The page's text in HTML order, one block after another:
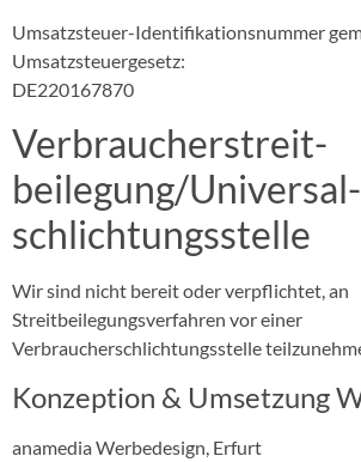
Umsatzsteuer-Identifikationsnummer
Umsatzsteuergesetz:
DE220167870
Verbraucher­streit­
beilegung/Universal­
schlichtungs­stelle
Wir sind nicht bereit oder verpflichtet, an
Streitbeilegungsverfahren vor einer
Verbraucherschlichtungsstelle
Konzeption & Umsetzung
anamedia Werbedesign, Erfurt